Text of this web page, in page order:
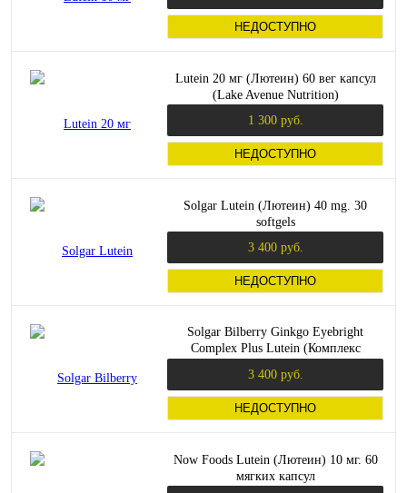
НЕДОСТУПНО
Lutein 20 мг (Лютеин) 60 вег капсул
(Lake Avenue Nutrition)
1 300 руб.
НЕДОСТУПНО
Solgar Lutein (Лютеин) 40 mg. 30
softgels
3 400 руб.
НЕДОСТУПНО
Solgar Bilberry Ginkgo Eyebright
Complex Plus Lutein (Комплекс
Лютеин) 60 капс.
3 400 руб.
НЕДОСТУПНО
Now Foods Lutein (Лютеин) 10 мг. 60
мягких капсул